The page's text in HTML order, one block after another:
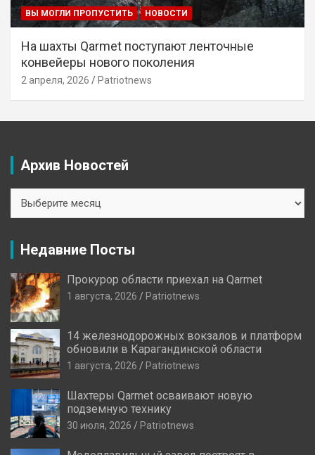
ВЫ МОГЛИ ПРОПУСТИТЬ НОВОСТИ
На шахты Qarmet поступают ленточные
конвейеры нового поколения
2 апреля, 2026 Patriotnews
Архив Новостей
Новостей
Недавние Посты
Прокурор области приехал на Qarmet
1 августа, 2026 Patriotnews
14 железнодорожных вокзалов и платформ
обновили в Карагандинской области
1 августа, 2026 Patriotnews
Шахтеры Qarmet осваивают новую
подземную технику
30 июля, 2026 Patriotnews